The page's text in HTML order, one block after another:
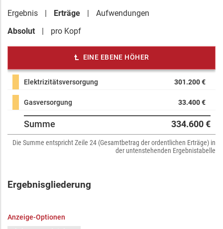
Ergebnis Erträge
Aufwendungen
Absolut
pro Kopf
EINE EBENE HÖHER
Elektrizitätsversorgung 301.200 €
Gasversorgung 33.400 €
Summe 334.600 €
Die Summe entspricht Zeile 24 (Gesamtbetrag der ordentlichen Erträge) in
der untenstehenden Ergebnistabelle
Ergebnisgliederung
Anzeige-Optionen